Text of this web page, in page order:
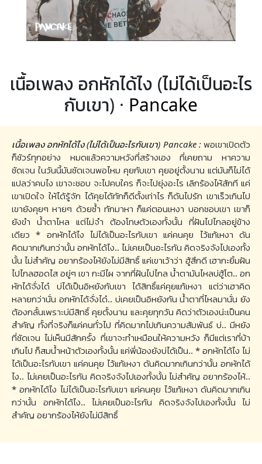
เนื้อเพลง อกหักได้ไง (ไม่ได้เป็นอะไร
กับเขา) · Pancake
เนื้อเพลง อกหักได้ไง (ไม่ได้เป็นอะไรกับเขา) Pancake : พอเขาเปิดตัว
ก็ชัวร์ทุกอย่าง หมดแล้วความหวังที่สร้างเอง ที่เคยถาม หาความ
ชัดเจน ในวันนี้มันชัดเจนพอไหม คุยกับเขา คุยอยู่ตั้งนาน แต่มันก็ไม่ได้
แปลว่าคบไง เขาจะชอบ จะไปคบใคร ก็จะไปยุ่งอะไร เลิกร้องไห้สักที แค่
เขาเปิดใจ ให้ได้รู้จัก ได้คุยได้ทักก็ดีตั้งเท่าไร ก็ดันไปรัก เขาเร็วเกินไป
เขายังคุยๆ หายๆ ด้วยซ้ำ ทักมาหา ก็แค่ตอนเหงา บอกชอบเขา เขาก็
ยังขำ น้ำตาไหล แต่ไม่จำ ต้องโทษตัวเองทั้งนั้น ที่ฝันไปไกลอยู่ข้าง
เดียว * อกหักได้ไง ไม่ได้เป็นอะไรกับเขา แค่คนคุย ไว้แก้เหงา ดัน
คิดมากเกินกว่านั้น อกหักได้ไง.. ไม่เคยเป็นอะไรกัน คิดจริงจังไปเองทั้ง
นั้น ไม่สำคัญ อยากร้องไห้ยังไม่มีสิทธิ์ แค่เขาเว้าว่า ฮู้สึกดี เฮากะยิ้มฝัน
ไปไกลฮอดไส อยู่ๆ เขา กะมีไผ จากที่ฝันไปไกล น้ำตามันไหลบ่ฮู้โต.. อก
หักได้จั่งได๋ บ่ได้เป็นอิหยังกับเขา ได้สิทธิ์แค่คุยแก้เหงา แต่ว่าเฮาคิด
หลายกว่านั่น อกหักได้จั่งได๋.. บ่เคยเป็นอิหยังกัน น้ำตาที่ไหลมานั่น ยัง
ต้องกลั้นเพราะบ่มีสิทธิ์ คุยตั้งนาน และคุยทุกวัน คิดว่าตัวเองน่ะเป็นคน
สำคัญ ทั้งที่จริงก็แค่คนทั่วไป ที่คิดมากไปเกินความสัมพันธ์ บ่.. มีหยัง
ที่ชัดเจน ไม่เห็นมีสักครั้ง ที่เขาจะทำเหมือนให้ความหวัง ก็มีแต่เราที่บ้า
เกินไป ก็สมน้ำหน้าตัวเองทั้งนั้น แค่พี่น้องยังบ่ได้เป็น.. * อกหักได้ไง ไม่
ได้เป็นอะไรกับเขา แค่คนคุย ไว้แก้เหงา ดันคิดมากเกินกว่านั้น อกหักได้
ไง.. ไม่เคยเป็นอะไรกัน คิดจริงจังไปเองทั้งนั้น ไม่สำคัญ อยากร้องไห้..
* อกหักได้ไง ไม่ได้เป็นอะไรกับเขา แค่คนคุย ไว้แก้เหงา ดันคิดมากเกิน
กว่านั้น อกหักได้ไง.. ไม่เคยเป็นอะไรกัน คิดจริงจังไปเองทั้งนั้น ไม่
สำคัญ อยากร้องไห้ยังไม่มีสิทธิ์